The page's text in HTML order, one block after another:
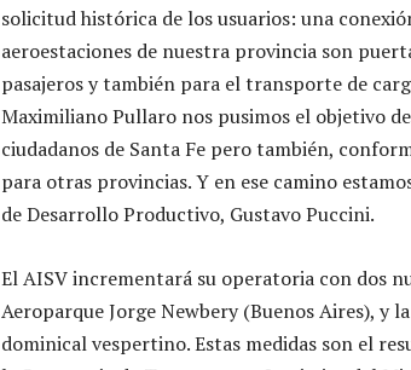
solicitud histórica de los usuarios: una
aeroestaciones de nuestra provincia son
pasajeros y también para el transporte de
Maximiliano Pullaro nos pusimos el objetivo
ciudadanos de Santa Fe pero también,
para otras provincias. Y en ese camino
de Desarrollo Productivo, Gustavo Puccini.
El AISV incrementará su operatoria con dos
Aeroparque Jorge Newbery (Buenos Aires), y
dominical vespertino. Estas medidas son el